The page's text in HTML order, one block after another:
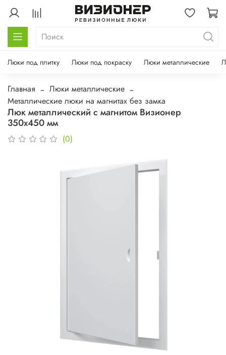
Люки под плитку Люки под покраску Люки металлические
Главная
Люки металлические
Металлические люки на магнитах без замка
Люк металлический с магнитом Визионер
350х450 мм
(0)